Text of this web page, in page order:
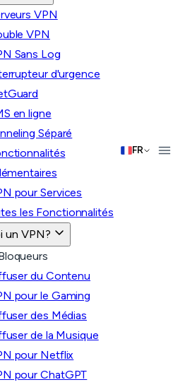
VPN
VPN
Sans Log
d'urgence
en ligne
Séparé
pour Services
les Fonctionnalités
un VPN?
du Contenu
pour le Gaming
des Médias
de la Musique
pour Netflix
pour ChatGPT
FR